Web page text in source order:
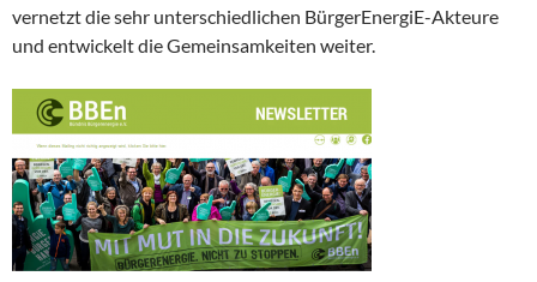
vernetzt die sehr unterschiedlichen BürgerEnergiE-Akteure
und entwickelt die Gemeinsamkeiten weiter.